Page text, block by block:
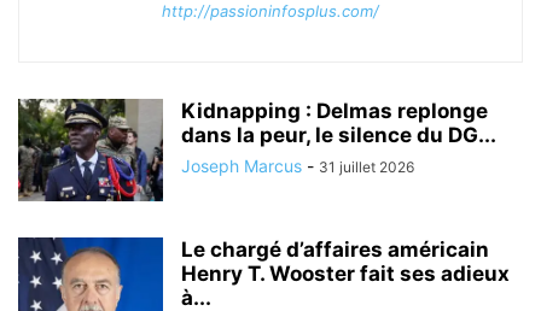
http://passioninfosplus.com/
Kidnapping : Delmas replonge
dans la peur, le silence du DG...
Joseph Marcus - 31 juillet 2026
Le chargé d’affaires américain
Henry T. Wooster fait ses adieux
à...